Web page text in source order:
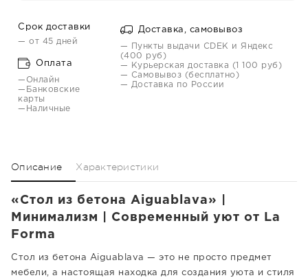
Срок доставки
— от 45 дней
Оплата
—Онлайн
—Банковские
карты
—Наличные
Доставка, самовывоз
— Пункты выдачи CDEK и Яндекс
(400 руб)
— Курьерская доставка (1 100 руб)
— Самовывоз (бесплатно)
— Доставка по России
Описание Характеристики
«Стол из бетона Aiguablava» |
Минимализм | Современный уют от La
Forma
Стол из бетона Aiguablava — это не просто предмет
мебели, а настоящая находка для создания уюта и стиля